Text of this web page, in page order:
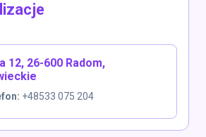
12, 26-600 Radom,
+48533 075 204